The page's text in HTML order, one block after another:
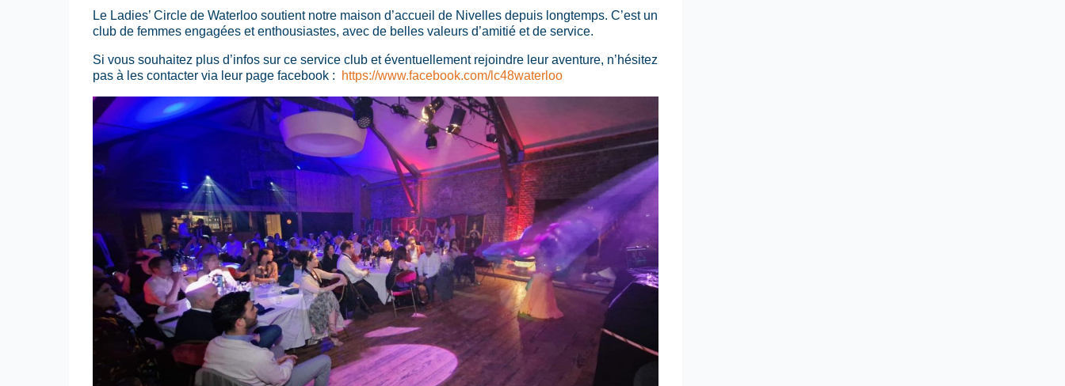
Le Ladies’ Circle de Waterloo soutient notre maison d’accueil de Nivelles depuis longtemps. C’est un
club de femmes engagées et enthousiastes, avec de belles valeurs d’amitié et de service.
Si vous souhaitez plus d’infos sur ce service club et éventuellement rejoindre leur aventure, n’hésitez
pas à les contacter via leur page facebook :
https://www.facebook.com/lc48waterloo